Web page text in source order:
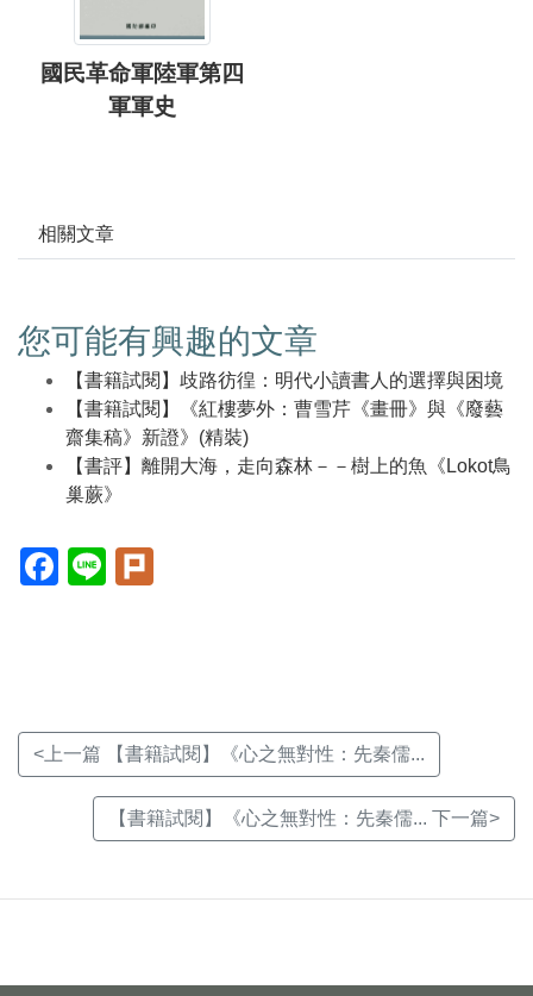
國民革命軍陸軍第四
軍軍史
相關文章
您可能有興趣的文章
【書籍試閱】歧路彷徨：明代小讀書人的選擇與困境
【書籍試閱】《紅樓夢外：曹雪芹《畫冊》與《廢藝
齋集稿》新證》(精裝)
【書評】離開大海，走向森林－－樹上的魚《Lokot鳥
巢蕨》
Facebook(另
開
Line(另
開
<上一篇 【書籍試閱】《心之無對性：先秦儒...
【書籍試閱】《心之無對性：先秦儒... 下一篇>